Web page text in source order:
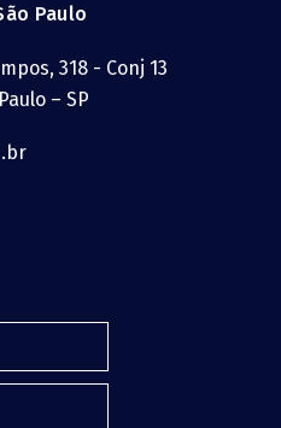
Paulo
318 - Conj 13
– SP